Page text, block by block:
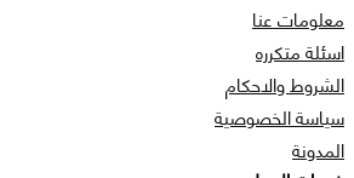
معلومات عنا
اسئلة متكرره
الشروط والاحكام
سياسة الخصوصية
المدونة